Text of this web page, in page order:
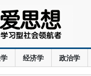
经济学 政治学